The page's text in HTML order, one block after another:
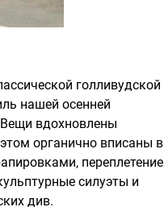
голливудской
нашей осенней
вдохновлены
органично вписаны в
переплетение
силуэты и
див.